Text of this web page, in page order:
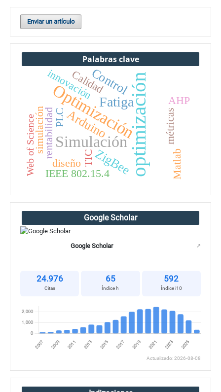
Enviar un artículo
Palabras clave
optimización
Optimización
Simulación
Fatiga
Arduino
ZigBee
Control
métricas
IEEE 802.15.4
TIC
innovación
PLC
rentabilidad
simulación
AHP
Matlab
diseño
Calidad
Web of Science
Google Scholar
Google Scholar ↗
24.976
Citas
65
Índice h
592
Índice i10
Actualizado: 2026-08-08